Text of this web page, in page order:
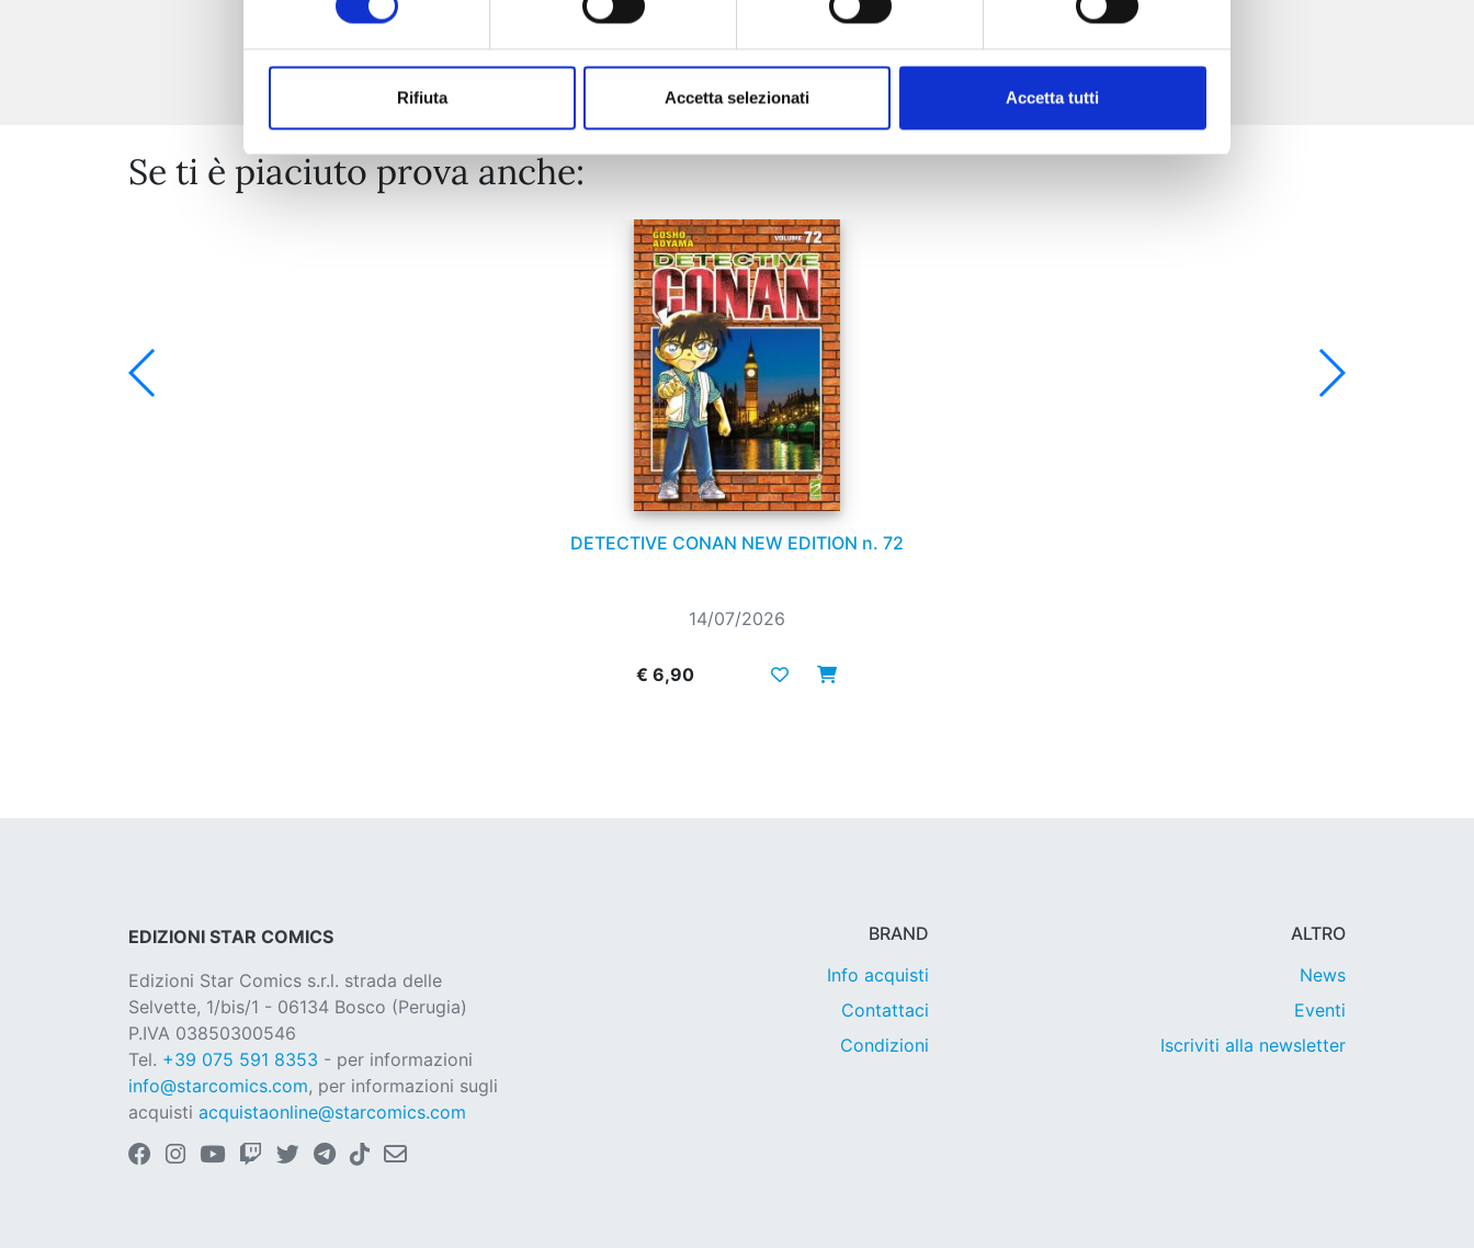
Rifiuta Accetta selezionati Accetta tutti
Se ti è piaciuto prova anche:
DETECTIVE CONAN NEW EDITION n. 72
14/07/2026
€ 6,90
EDIZIONI STAR COMICS
Edizioni Star Comics s.r.l. strada delle
Selvette, 1/bis/1 - 06134 Bosco (Perugia)
P.IVA 03850300546
Tel. +39 075 591 8353 - per informazioni
info@starcomics.com, per informazioni sugli
acquisti acquistaonline@starcomics.com
BRAND
Info acquisti
Contattaci
Condizioni
ALTRO
News
Eventi
Iscriviti alla newsletter